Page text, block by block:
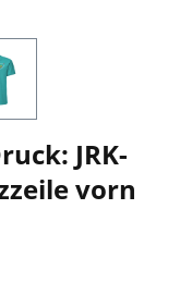
JRK-
vorn